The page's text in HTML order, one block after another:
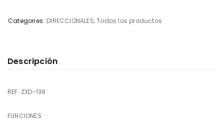
Categories: DIRECCIONALES,Todos los productos
Descripción
REF: ZXD-138
FUNCIONES: